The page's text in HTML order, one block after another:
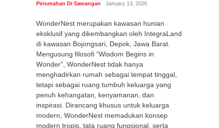
Perumahan Di Sawangan January 13, 2026
WonderNest merupakan kawasan hunian
eksklusif yang dikembangkan oleh IntegraLand
di kawasan Bojongsari, Depok, Jawa Barat.
Mengusung filosofi “Wisdom Begins in
Wonder”, WonderNest tidak hanya
menghadirkan rumah sebagai tempat tinggal,
tetapi sebagai ruang tumbuh keluarga yang
penuh kehangatan, kenyamanan, dan
inspirasi. Dirancang khusus untuk keluarga
modern, WonderNest memadukan konsep
modern tropis, tata ruang fungsional, serta